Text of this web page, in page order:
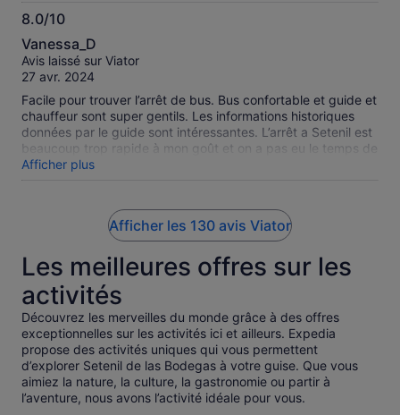
8.0/10
8.0
sur
10
Vanessa_D
Avis laissé sur Viator
27 avr. 2024
Facile pour trouver l’arrêt de bus. Bus confortable et guide et
chauffeur sont super gentils. Les informations historiques
données par le guide sont intéressantes. L’arrêt a Setenil est
beaucoup trop rapide à mon goût et on a pas eu le temps de
prendre des photos et flâner. L’arrêt à Rhonda était plus long
mais si on prend la visite guidée cela reste assez court pour
bonne expérience car on avait pas de voiture et on était bien
pris en charge.
Afficher plus
Afficher les 130 avis Viator
Les meilleures offres sur les
activités
Découvrez les merveilles du monde grâce à des offres
exceptionnelles sur les activités ici et ailleurs. Expedia
propose des activités uniques qui vous permettent
d’explorer Setenil de las Bodegas à votre guise. Que vous
aimiez la nature, la culture, la gastronomie ou partir à
l’aventure, nous avons l’activité idéale pour vous.